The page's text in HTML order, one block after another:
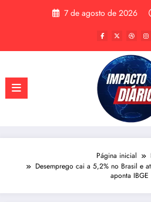
7 de agosto de 2026
Página inicial
Desemprego cai a 5,2% no Brasil e
aponta IBGE